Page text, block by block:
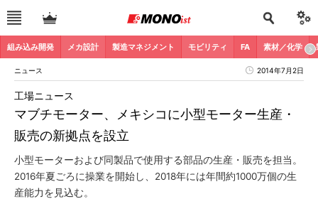
組み込み開発 メカ設計 製造マネジメント モビリティ FA 素材／化学
ニュース 2014年7月2日
マブチモーター、メキシコに小型モーター生産・
販売の新拠点を設立
工場ニュース
小型モーターおよび同製品で使用する部品の生産・販売を担当。
2016年夏ごろに操業を開始し、2018年には年間約1000万個の生
産能力を見込む。